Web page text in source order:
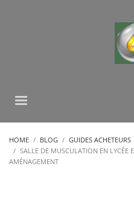
HOME BLOG GUIDES ACHETEURS
SALLE DE MUSCULATION EN LYCÉE
AMÉNAGEMENT